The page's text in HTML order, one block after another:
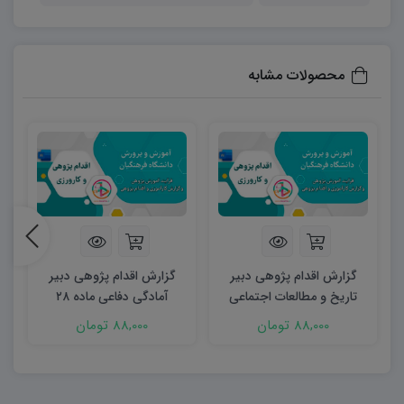
فصل اول: شناسایی و تحلیل موقعیت آموزشی
موقعیت‌های آموزشی واقعی در کلاس یا مدرسه را شناسایی
توضیح داده شده‌اند تا معلمان بتوانند چالش‌های دانش‌آموزان
را به دقت ثبت و تحلیل کنند. این دسته‌بندی کمک می‌کند تا
مشکلات آموزشی نه فقط سطحی دیده شوند، بلکه ریشه‌ای
بررسی و دلایل اصلی آن‌ها شناسایی شود.
فصل دوم: طراحی راهکارها و ایده‌ها
دانشجویان و فرهنگیان با استفاده از این فصل می‌آموزند که
چگونه راهکارهای عملی و علمی برای حل مشکلات آموزشی
محصولات مشابه
گزارش اقدام پژوهی دبیر
تاریخ و مطالعات اجتماعی
ماده ۲۸
88,000 تومان
گزارش اقدام پژوهی دبیر
آمادگی دفاعی ماده ۲۸
88,000 تومان